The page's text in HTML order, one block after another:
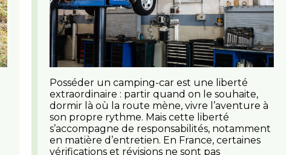
Posséder un camping-car est une liberté
extraordinaire : partir quand on le souhaite,
dormir là où la route mène, vivre l’aventure à
son propre rythme. Mais cette liberté
s’accompagne de responsabilités, notamment
en matière d’entretien. En France, certaines
vérifications et révisions ne sont pas